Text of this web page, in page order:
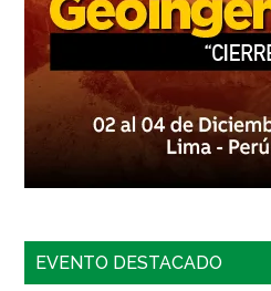
EVENTO DESTACADO